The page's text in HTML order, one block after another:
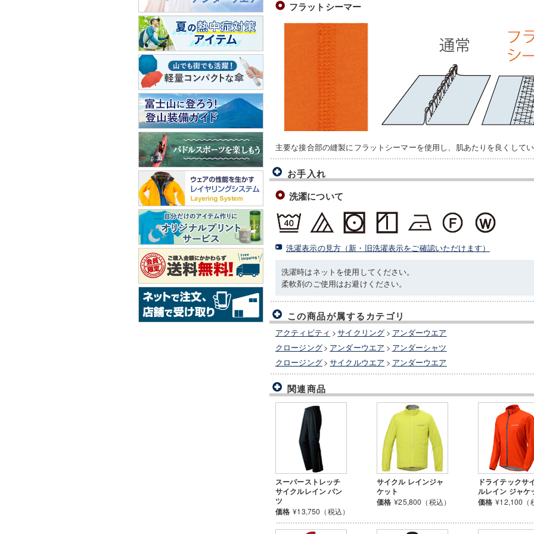
フラットシーマー
主要な接合部の縫製にフラットシーマーを使用し、肌あたりを良くして
お手入れ
洗濯について
洗濯表示の見方（新・旧洗濯表示をご確認いただけます）
洗濯時はネットを使用してください。
柔軟剤のご使用はお避けください。
この商品が属するカテゴリ
アクティビティ >サイクリング > アンダーウエア
クロージング> アンダーウエア > アンダーシャツ
クロージング> サイクルウエア > アンダーウエア
関連商品
スーパーストレッチ
サイクルレイン パン
ツ
価格 ¥13,750（税込）
サイクル レインジャ
ケット
価格 ¥25,800（税込）
ドライテックサ
ルレイン ジャケ
価格 ¥12,100（